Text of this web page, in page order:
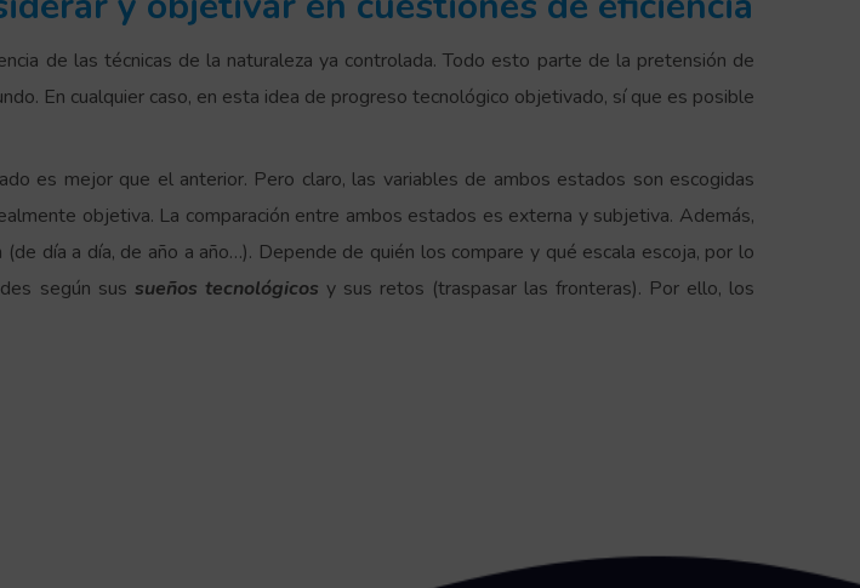
de las técnicas de la naturaleza ya controlada. Todo esto parte de la pretensión de
En cualquier caso, en esta idea de progreso tecnológico objetivado, sí que es posible
es mejor que el anterior. Pero claro, las variables de ambos estados son escogidas
objetiva. La comparación entre ambos estados es externa y subjetiva. Además,
día a día, de año a año…). Depende de quién los compare y qué escala escoja, por lo
según sus sueños tecnológicos y sus retos (traspasar las fronteras). Por ello, los